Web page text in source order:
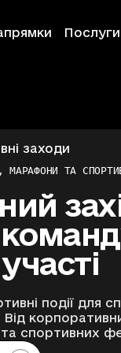
Ahead
Ahead
Ahead
Ahead
Послуги
заходи
МАРАФОНИ ТА
події для
Від
спортивних